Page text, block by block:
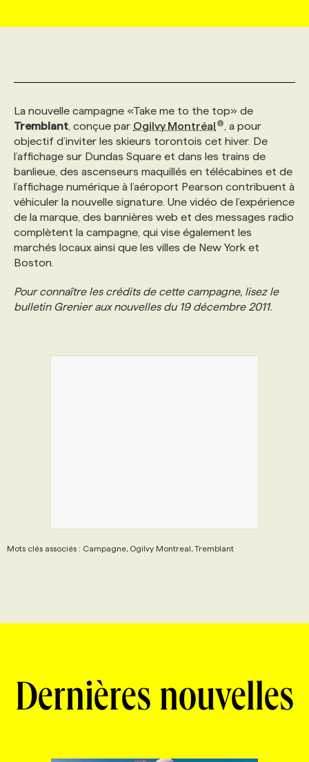
AFFAIRES DE L'INDUSTRIE
INITIATIVES NUMÉRIQUES
PRIX ET DISTINCTIONS
TENDANCES
WEB & MÉDIAS SOCIAUX
MARKETING DURABLE
GEO/SEO
ÉVÉNEMENTIEL
NOS AUTEUR‧RICES
INFOLETTRE PUBLICITÉ
ANNONCEZ AVEC NOUS
CONSULTER LA CVTHÈQUE
PROFIL ENTREPRISE
FAQ
ANNONCEZ AVEC NOUS
VOIR LES OFFRES
PROFIL CANDIDAT
FAQ
ANNONCEZ AVEC NOUS
NOS FORMATIONS EN LIGNE
NOS PARCOURS DE FORMATIONS
FORMATIONS PERSONNALISÉES
NOS FORMATEUR‧RICES
POURQUOI CHOISIR NOS FORMATIONS
NOS TARIFS
CHASSE DE TÊTE
SERVICE DE CHASSE DE TÊTE
NOS TARIFS
NOS EXPERTISES
FAQ
ANNONCEZ AVEC NOUS
La nouvelle campagne «Take me to the top» de
Tremblant , conçue par Ogilvy Montréal
, a pour
objectif d’inviter les skieurs torontois cet hiver. De
l’affichage sur Dundas Square et dans les trains de
banlieue, des ascenseurs maquillés en télécabines et de
l’affichage numérique à l’aéroport Pearson contribuent à
véhiculer la nouvelle signature. Une vidéo de l’expérience
de la marque, des bannières web et des messages radio
complètent la campagne, qui vise également les
marchés locaux ainsi que les villes de New York et
Boston.
Pour connaître les crédits de cette campagne, lisez le
bulletin Grenier aux nouvelles du 19 décembre 2011.
Mots clés associés : Campagne, Ogilvy Montreal, Tremblant
Dernières nouvelles